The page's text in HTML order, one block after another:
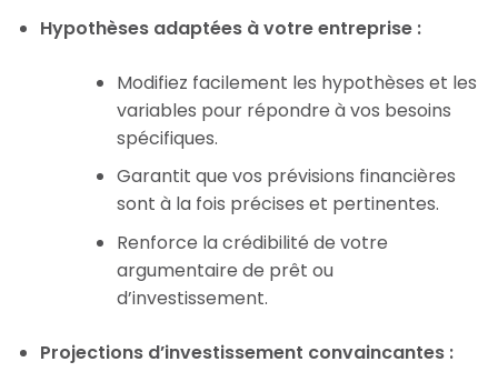
Hypothèses adaptées à votre entreprise :
Modifiez facilement les hypothèses et les
variables pour répondre à vos besoins
spécifiques.
Garantit que vos prévisions financières
sont à la fois précises et pertinentes.
Renforce la crédibilité de votre
argumentaire de prêt ou
d’investissement.
Projections d’investissement convaincantes :